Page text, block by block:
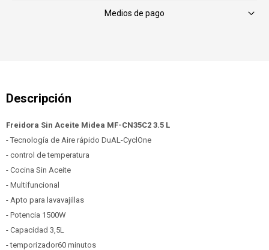
Medios de pago
Freidora Sin Aceite Midea MF-CN35C2 3.5 L
- Tecnología de Aire rápido DuAL-CyclOne
- control de temperatura
- Cocina Sin Aceite
- Multifuncional
- Apto para lavavajillas
- Potencia 1500W
- Capacidad 3,5L
- temporizador60 minutos